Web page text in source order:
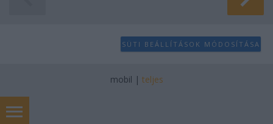
SÜTI BEÁLLÍTÁSOK MÓDOSÍTÁSA
mobil | teljes